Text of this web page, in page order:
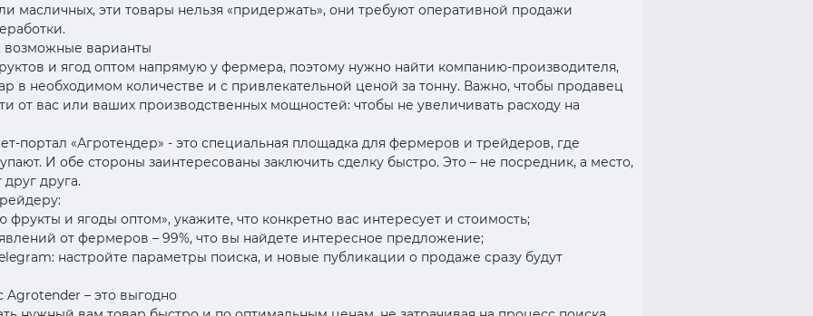
масличных, эти товары нельзя «придержать», они требуют оперативной продажи
возможные варианты
и ягод оптом напрямую у фермера, поэтому нужно найти компанию-производителя,
в необходимом количестве и с привлекательной ценой за тонну. Важно, чтобы продавец
от вас или ваших производственных мощностей: чтобы не увеличивать расходу на
портал «Агротендер» - это специальная площадка для фермеров и трейдеров, где
И обе стороны заинтересованы заключить сделку быстро. Это – не посредник, а место,
друга.
фрукты и ягоды оптом», укажите, что конкретно вас интересует и стоимость;
от фермеров – 99%, что вы найдете интересное предложение;
настройте параметры поиска, и новые публикации о продаже сразу будут
Agrotender – это выгодно